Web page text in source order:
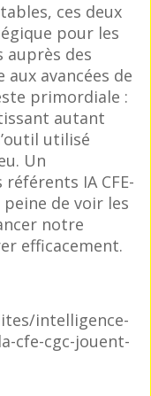
ces deux
pour les
auprès des
avancées de
primordiale :
autant
utilisé
Un
IA CFE-
peine de voir les
notre
efficacement.
intelligence-
cfe-cgc-jouent-